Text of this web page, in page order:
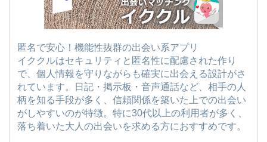
匿名で安心！機能性抜群の出会い系アプリ
イククルはセキュリティと匿名性に配慮された作り
で、個人情報を守りながらも確実に出会える設計がさ
れています。日記・掲示板・音声通話など、相手の人
柄を知る手段が多く、信頼関係を築いた上での出会い
がしやすいのが特徴。特に30代以上の利用者が多く、
落ち着いた大人の出会いを求める方におすすめです。